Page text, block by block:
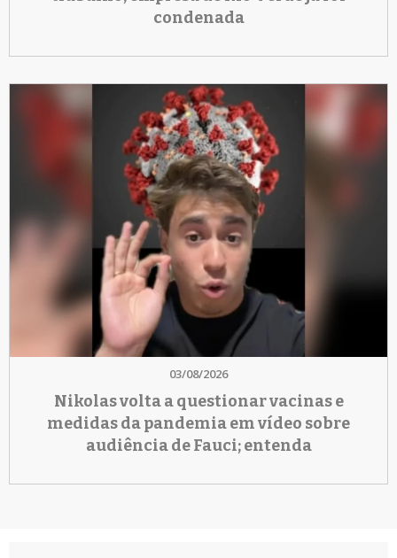
condenada
03/08/2026
Nikolas volta a questionar vacinas e
medidas da pandemia em vídeo sobre
audiência de Fauci; entenda